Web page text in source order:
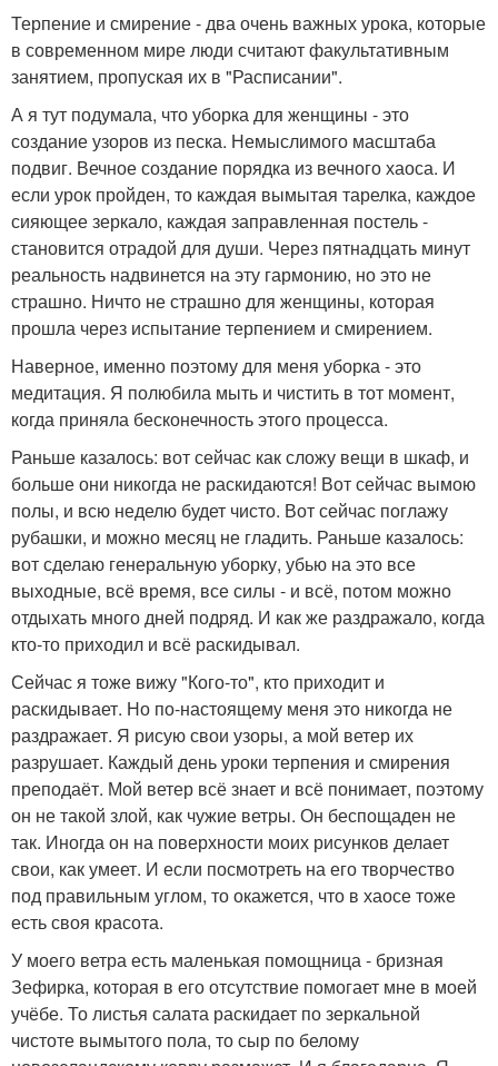
Терпение и смирение - два очень важных урока, которые
в современном мире люди считают факультативным
занятием, пропуская их в "Расписании".
А я тут подумала, что уборка для женщины - это
создание узоров из песка. Немыслимого масштаба
подвиг. Вечное создание порядка из вечного хаоса. И
если урок пройден, то каждая вымытая тарелка, каждое
сияющее зеркало, каждая заправленная постель -
становится отрадой для души. Через пятнадцать минут
реальность надвинется на эту гармонию, но это не
страшно. Ничто не страшно для женщины, которая
прошла через испытание терпением и смирением.
Наверное, именно поэтому для меня уборка - это
медитация. Я полюбила мыть и чистить в тот момент,
когда приняла бесконечность этого процесса.
Раньше казалось: вот сейчас как сложу вещи в шкаф, и
больше они никогда не раскидаются! Вот сейчас вымою
полы, и всю неделю будет чисто. Вот сейчас поглажу
рубашки, и можно месяц не гладить. Раньше казалось:
вот сделаю генеральную уборку, убью на это все
выходные, всё время, все силы - и всё, потом можно
отдыхать много дней подряд. И как же раздражало, когда
кто-то приходил и всё раскидывал.
Сейчас я тоже вижу "Кого-то", кто приходит и
раскидывает. Но по-настоящему меня это никогда не
раздражает. Я рисую свои узоры, а мой ветер их
разрушает. Каждый день уроки терпения и смирения
преподаёт. Мой ветер всё знает и всё понимает, поэтому
он не такой злой, как чужие ветры. Он беспощаден не
так. Иногда он на поверхности моих рисунков делает
свои, как умеет. И если посмотреть на его творчество
под правильным углом, то окажется, что в хаосе тоже
есть своя красота.
У моего ветра есть маленькая помощница - бризная
Зефирка, которая в его отсутствие помогает мне в моей
учёбе. То листья салата раскидает по зеркальной
чистоте вымытого пола, то сыр по белому